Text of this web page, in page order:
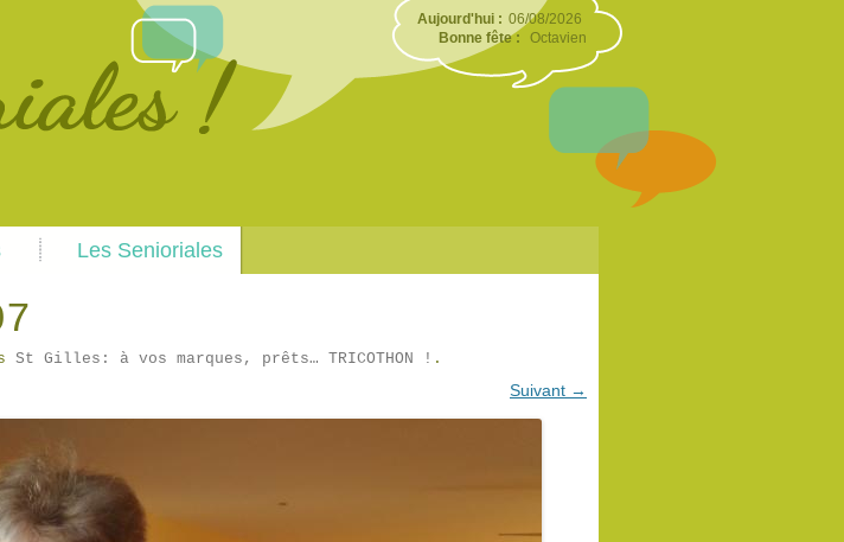
Aujourd'hui : 06/08/2026
Bonne fête :
Octavien
Les Senioriales
St Gilles: à vos marques, prêts… TRICOTHON ! .
Suivant →